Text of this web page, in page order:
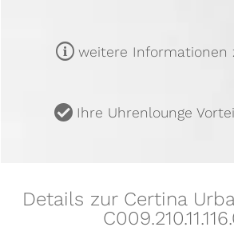
m weitere Informationen
u Ihre Uhrenlounge
Details zur Certina